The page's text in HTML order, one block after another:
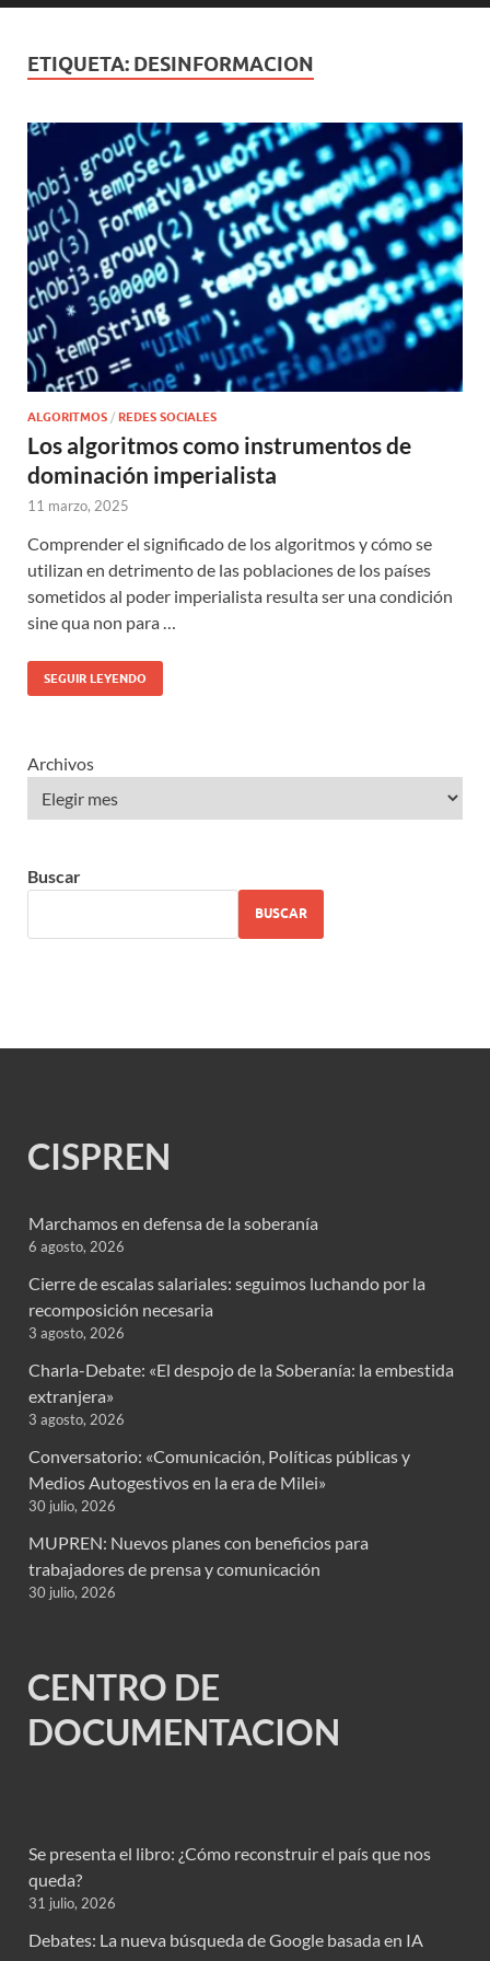
ETIQUETA: DESINFORMACION
ALGORITMOS / REDES SOCIALES
Los algoritmos como instrumentos de
dominación imperialista
11 marzo, 2025
Comprender el significado de los algoritmos y cómo se
utilizan en detrimento de las poblaciones de los países
sometidos al poder imperialista resulta ser una condición
sine qua non para …
SEGUIR LEYENDO
Archivos
Buscar
BUSCAR
CISPREN
Marchamos en defensa de la soberanía
6 agosto, 2026
Cierre de escalas salariales: seguimos luchando por la
recomposición necesaria
3 agosto, 2026
Charla-Debate: «El despojo de la Soberanía: la embestida
extranjera»
3 agosto, 2026
Conversatorio: «Comunicación, Políticas públicas y
Medios Autogestivos en la era de Milei»
30 julio, 2026
MUPREN: Nuevos planes con beneficios para
trabajadores de prensa y comunicación
30 julio, 2026
CENTRO DE
DOCUMENTACION
Se presenta el libro: ¿Cómo reconstruir el país que nos
queda?
31 julio, 2026
Debates: La nueva búsqueda de Google basada en IA